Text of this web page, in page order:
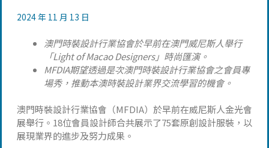
2024 年 11 月 13 日
澳門時裝設計行業協會於早前在澳門威尼斯人舉行
「Light of Macao Designers」時尚匯演。
MFDIA期望透過是次澳門時裝設計行業協會之會員專
場秀，推動本澳時裝設計業界交流學習的機會。
澳門時裝設計行業協會（MFDIA）於早前在威尼斯人金光會
展舉行。18位會員設計師合共展示了75套原創設計服裝，以
展現業界的進步及努力成果。